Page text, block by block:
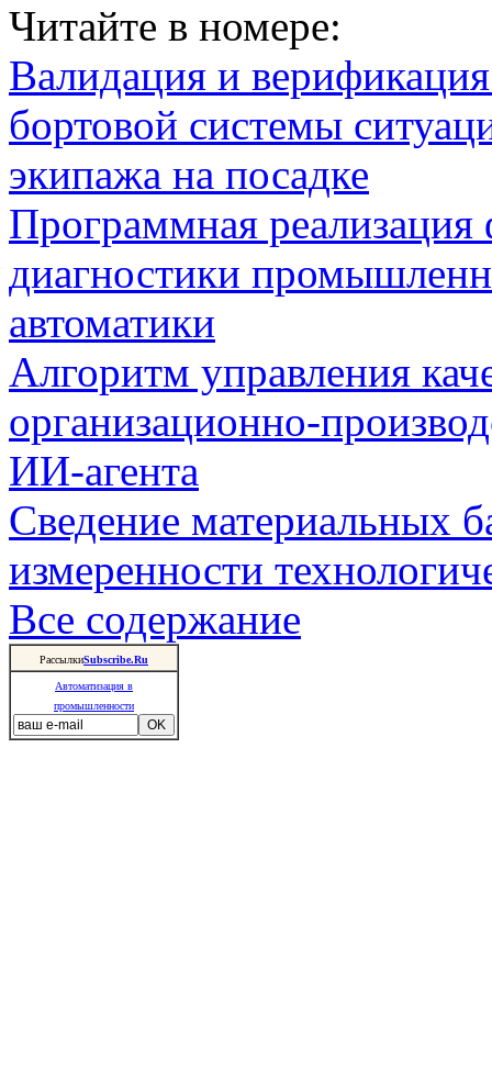
Читайте в номере:
Валидация и
бортовой системы
экипажа на посадке
Программная
диагностики
автоматики
Алгоритм управления
организационно-
ИИ-агента
Сведение материальных
измеренности
Все содержание
РассылкиSubscribe.Ru
Автоматизация в
промышленности